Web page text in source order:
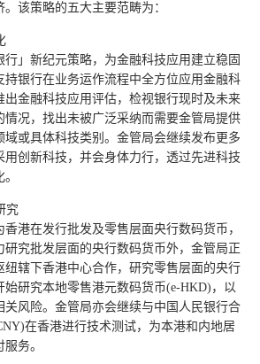
该策略的五大主要范畴为：
行」新纪元策略，为金融科技应用建立稳固
持银行在业务运作流程中全方位应用金融科
出金融科技应用评估，检视银行现时及未来
情况，找出未被广泛采纳而需要金管局提供
域或具体科技类别。金管局会继续发布更多
用创新科技，并会身体力行，透过先进科技
究
港在发行批发及零售层面央行数码货币，
研究批发层面的央行数码货币外，金管局正
纽辖下香港中心合作，研究零售层面的央行
始研究本地零售港元数码货币(e-HKD)，以
关风险。金管局亦会继续与中国人民银行合
在香港进行技术测试，为本港和内地居
务。